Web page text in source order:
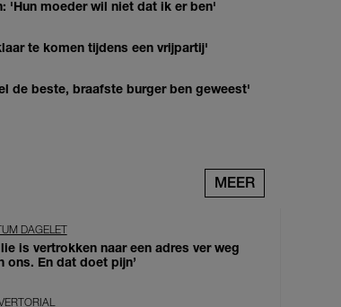
'Hun moeder wil niet dat ik er ben'
te komen tijdens een vrijpartij'
de beste, braafste burger ben geweest'
MEER
DAGELET
is vertrokken naar een adres ver weg
ons. En dat doet pijn’